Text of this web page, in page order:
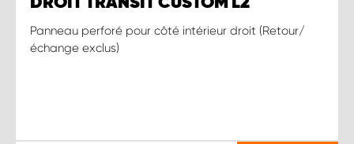
Panneau perforé pour côté intérieur droit (Retour/
échange exclus)